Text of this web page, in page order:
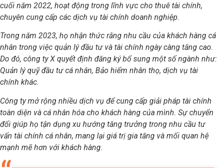
cuối năm 2022, hoạt động trong lĩnh vực cho thuê tài chính,
chuyên cung cấp các dịch vụ tài chính doanh nghiệp.
Trong năm 2023, họ nhận thức rằng nhu cầu của khách hàng cá
nhân trong việc quản lý đầu tư và tài chính ngày càng tăng cao.
Do đó, công ty X quyết định đăng ký bổ sung một số ngành như:
Quản lý quỹ đầu tư cá nhân, Bảo hiểm nhân thọ, dịch vụ tài
chính khác.
Công ty mở rộng nhiều dịch vụ để cung cấp giải pháp tài chính
toàn diện và cá nhân hóa cho khách hàng của mình. Sự chuyển
đổi giúp họ tận dụng xu hướng tăng trưởng trong nhu cầu tư
vấn tài chính cá nhân, mang lại giá trị gia tăng và mối quan hệ
mạnh mẽ hơn với khách hàng.